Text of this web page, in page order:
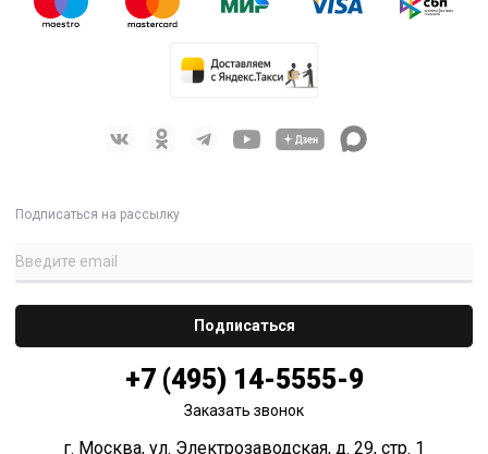
Подписаться на рассылку
+7 (495) 14-5555-9
Заказать звонок
г. Москва, ул. Электрозаводская, д. 29, стр. 1